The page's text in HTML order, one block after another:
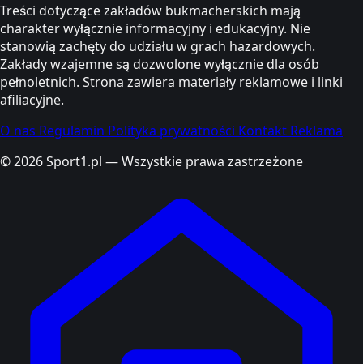
Treści dotyczące zakładów bukmacherskich mają
charakter wyłącznie informacyjny i edukacyjny. Nie
stanowią zachęty do udziału w grach hazardowych.
Zakłady wzajemne są dozwolone wyłącznie dla osób
pełnoletnich. Strona zawiera materiały reklamowe i linki
afiliacyjne.
O nas Regulamin Polityka prywatności Kontakt Reklama
© 2026 Sport1.pl — Wszystkie prawa zastrzeżone